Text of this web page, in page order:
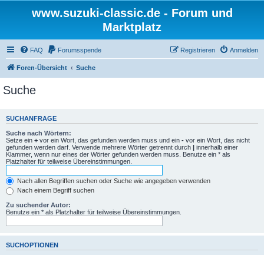
www.suzuki-classic.de - Forum und
Marktplatz
FAQ Forumsspende Anmelden
Registrieren
Foren-Übersicht Suche
Suche
SUCHANFRAGE
Suche nach Wörtern:
Setze ein + vor ein Wort, das gefunden werden muss und ein - vor ein Wort, das nicht
gefunden werden darf. Verwende mehrere Wörter getrennt durch | innerhalb einer
Klammer, wenn nur eines der Wörter gefunden werden muss. Benutze ein * als
Platzhalter für teilweise Übereinstimmungen.
Nach allen Begriffen suchen oder Suche wie angegeben verwenden
Nach einem Begriff suchen
Zu suchender Autor:
Benutze ein * als Platzhalter für teilweise Übereinstimmungen.
SUCHOPTIONEN